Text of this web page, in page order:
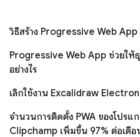
วิธีสร้าง Progressive Web App
Progressive Web App ช่วยให้
อย่างไร
เลิกใช้งาน Excalidraw Electron
จำนวนการติดตั้ง PWA ของโปรแ
Clipchamp เพิ่มขึ้น 97% ต่อเดือ